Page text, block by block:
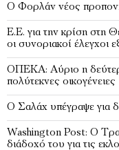
Ο Φορλάν νέος
Ε.Ε. για την κρίση στη
οι συνοριακοί έλεγχοι
ΟΠΕΚΑ: Αύριο η
πολύτεκνες οικογένειες
Ο Σαλάχ υπέγραψε για
Washington Post: Ο
διάδοχό του για τις